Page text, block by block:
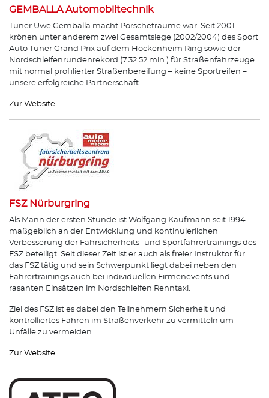
GEMBALLA Automobiltechnik
Tuner Uwe Gemballa macht Porscheträume war. Seit 2001
krönen unter anderem zwei Gesamtsiege (2002/2004) des Sport
Auto Tuner Grand Prix auf dem Hockenheim Ring sowie der
Nordschleifenrundenrekord (7.32.52 min.) für Straßenfahrzeuge
mit normal profilierter Straßenbereifung – keine Sportreifen –
unsere erfolgreiche Partnerschaft.
Zur Website
FSZ Nürburgring
Als Mann der ersten Stunde ist Wolfgang Kaufmann seit 1994
maßgeblich an der Entwicklung und kontinuierlichen
Verbesserung der Fahrsicherheits- und Sportfahrertrainings des
FSZ beteiligt. Seit dieser Zeit ist er auch als freier Instruktor für
das FSZ tätig und sein Schwerpunkt liegt dabei neben den
Fahrertrainings auch bei individuellen Firmenevents und
rasanten Einsätzen im Nordschleifen Renntaxi.
Ziel des FSZ ist es dabei den Teilnehmern Sicherheit und
kontrolliertes Fahren im Straßenverkehr zu vermitteln um
Unfälle zu vermeiden.
Zur Website